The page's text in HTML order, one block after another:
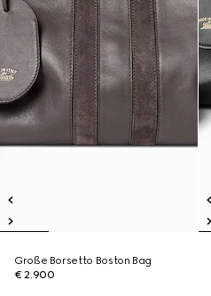
Große Borsetto Boston Bag
€ 2.900